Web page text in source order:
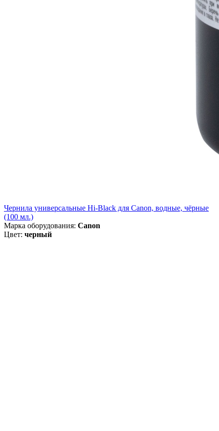
Чернила универсальные Hi-Black для Canon, водные, чёрные
(100 мл.)
Марка оборудования: Canon
Цвет: черный